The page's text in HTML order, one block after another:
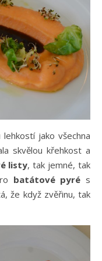
jako všechna
skvělou křehkost a
listy, tak jemné, tak
batátové pyré s
že když zvěřinu, tak